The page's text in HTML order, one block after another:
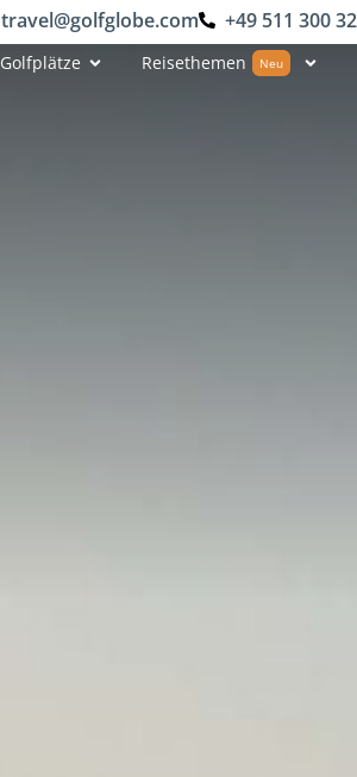
travel@golfglobe.com +49 511 300
Golfplätze Reisethemen Neu